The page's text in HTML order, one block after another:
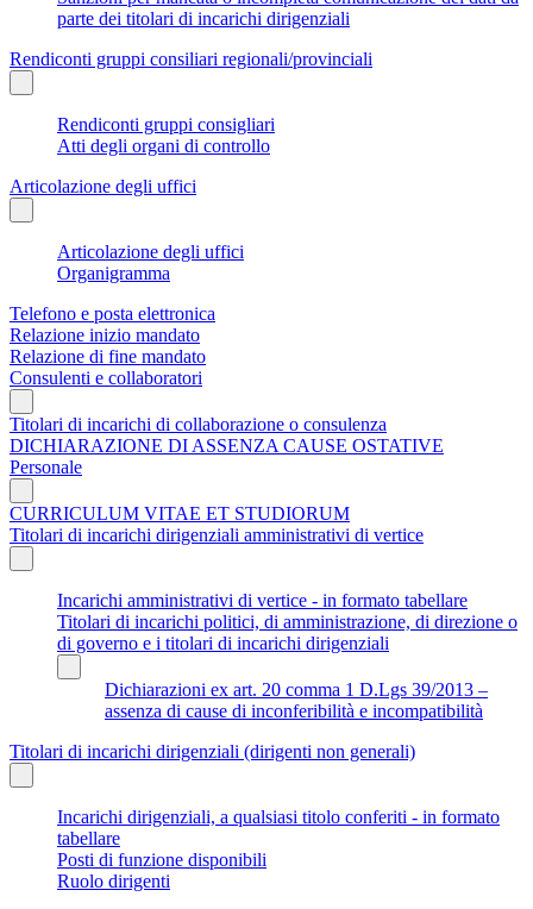
parte dei titolari di incarichi dirigenziali
Rendiconti gruppi consiliari regionali/provinciali
Rendiconti gruppi consigliari
Atti degli organi di controllo
Articolazione degli uffici
Articolazione degli uffici
Organigramma
Telefono e posta elettronica
Relazione inizio mandato
Relazione di fine mandato
Consulenti e collaboratori
Titolari di incarichi di collaborazione o consulenza
DICHIARAZIONE DI ASSENZA CAUSE OSTATIVE
Personale
CURRICULUM VITAE ET STUDIORUM
Titolari di incarichi dirigenziali amministrativi di vertice
Incarichi amministrativi di vertice - in formato tabellare
Titolari di incarichi politici, di amministrazione, di direzione o
di governo e i titolari di incarichi dirigenziali
Dichiarazioni ex art. 20 comma 1 D.Lgs 39/2013 –
assenza di cause di inconferibilità e incompatibilità
Titolari di incarichi dirigenziali (dirigenti non generali)
Incarichi dirigenziali, a qualsiasi titolo conferiti - in formato
tabellare
Posti di funzione disponibili
Ruolo dirigenti